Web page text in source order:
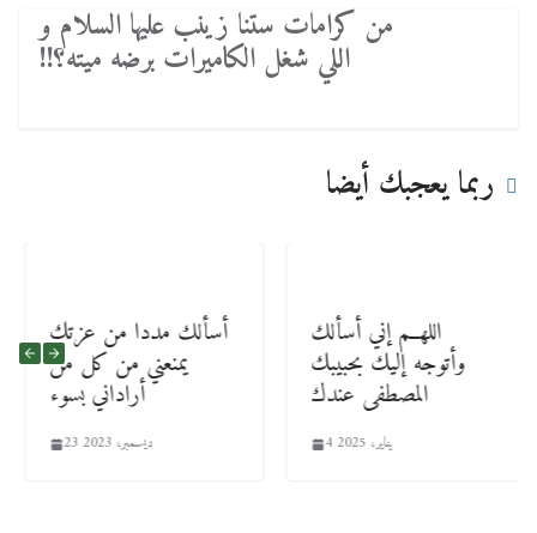
من كرامات ستنا زينب عليها السلام و
اللي شغل الكاميرات برضه ميته؟!!
ربما يعجبك أيضا
أسألك مددا من عزتك
يمنعني من كل من
أراداني بسوء
23 ديسمبر، 2023
اللهــم إني أسألك
وأتوجه إليك بحبيبك
المصطفى عندك
4 يناير، 2025